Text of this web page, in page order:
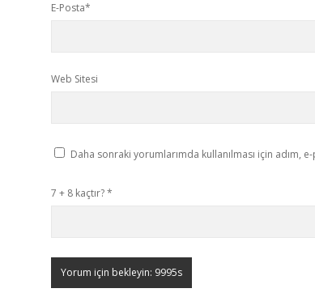
E-Posta*
Web Sitesi
Daha sonraki yorumlarımda kullanılması için adım,
7 + 8 kaçtır?*